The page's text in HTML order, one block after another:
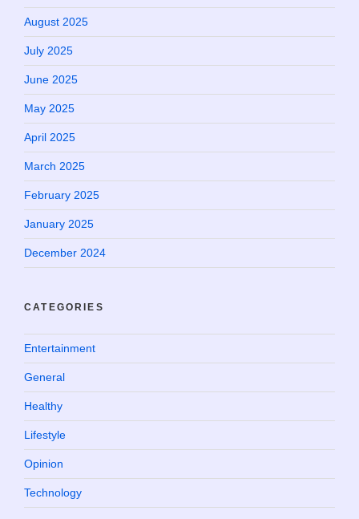
August 2025
July 2025
June 2025
May 2025
April 2025
March 2025
February 2025
January 2025
December 2024
CATEGORIES
Entertainment
General
Healthy
Lifestyle
Opinion
Technology